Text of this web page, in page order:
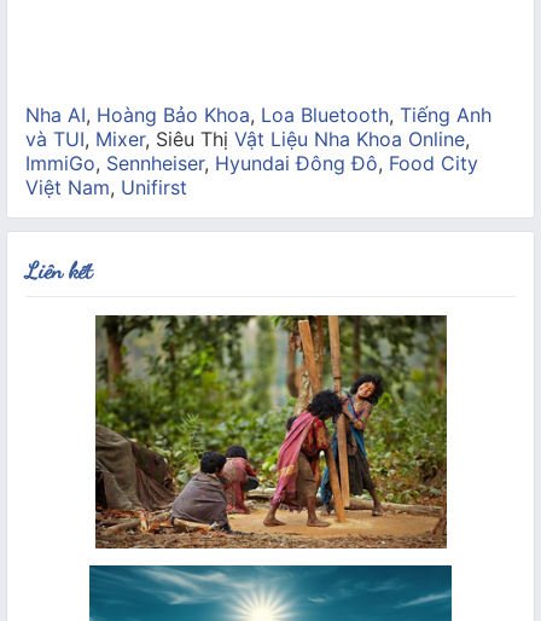
Nha AI, Hoàng Bảo Khoa, Loa Bluetooth, Tiếng Anh
và TUI, Mixer, Siêu Thị Vật Liệu Nha Khoa Online,
ImmiGo, Sennheiser, Hyundai Đông Đô, Food City
Việt Nam, Unifirst
Liên kết